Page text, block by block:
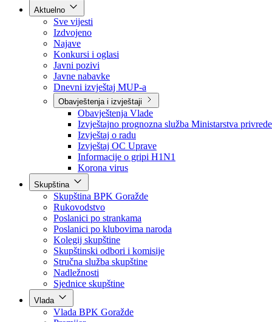
Kontakt
Aktuelno
Sve vijesti
Izdvojeno
Najave
Konkursi i oglasi
Javni pozivi
Javne nabavke
Dnevni izvještaj MUP-a
Obavještenja i izvještaji
Obavještenja Vlade
Izvještajno prognozna služba Ministarstva privrede
Izvještaj o radu
Izvještaj OC Uprave
Informacije o gripi H1N1
Korona virus
Skupština
Skupština BPK Goražde
Rukovodstvo
Poslanici po strankama
Poslanici po klubovima naroda
Kolegij skupštine
Skupštinski odbori i komisije
Stručna služba skupštine
Nadležnosti
Sjednice skupštine